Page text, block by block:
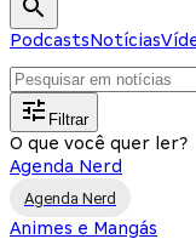
PodcastsNotícias
Filtrar
O que você quer ler?
Agenda Nerd
Agenda Nerd
Animes e Mangás